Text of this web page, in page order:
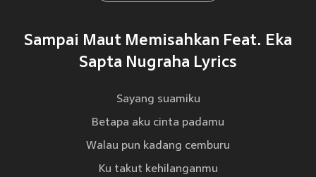
Sampai Maut Memisahkan Feat. Eka
Sapta Nugraha Lyrics
Sayang suamiku
Betapa aku cinta padamu
Walau pun kadang cemburu
Ku takut kehilanganmu